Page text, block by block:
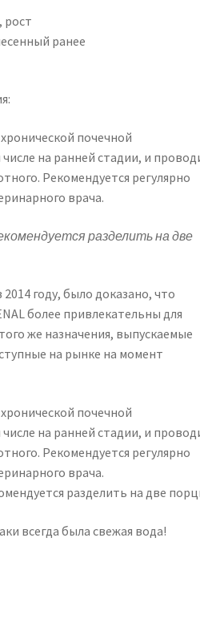
рост
ранее
почечной
на ранней стадии, и
Рекомендуется регулярно
врача.
разделить на две
году, было доказано, что
более привлекательны для
же назначения, выпускаемые
на рынке на момент
почечной
на ранней стадии, и
Рекомендуется регулярно
врача.
разделить на две
всегда была свежая вода!